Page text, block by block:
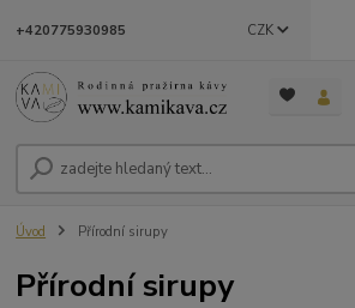
CZK
+420775930985
Úvod Přírodní sirupy
Přírodní sirupy